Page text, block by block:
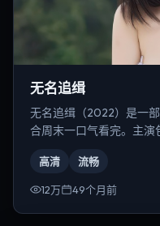
无名追缉
无名追缉（2022）是一
合周末一口气看完。主演
高清 流畅
12万 49个月前